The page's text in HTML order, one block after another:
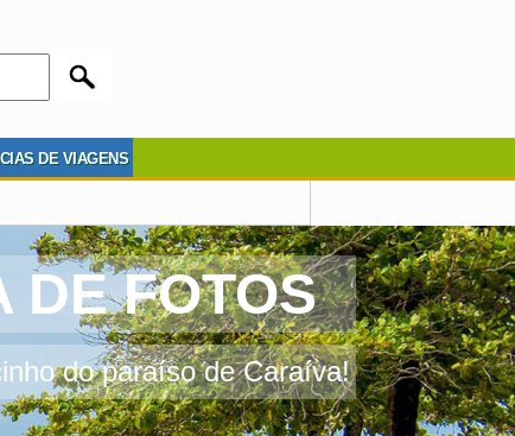
DE VIAGENS
DE FOTOS
do paraíso de Caraíva!